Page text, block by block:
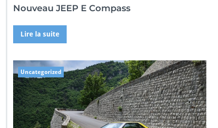
Nouveau JEEP E Compass
Lire la suite
Uncategorized